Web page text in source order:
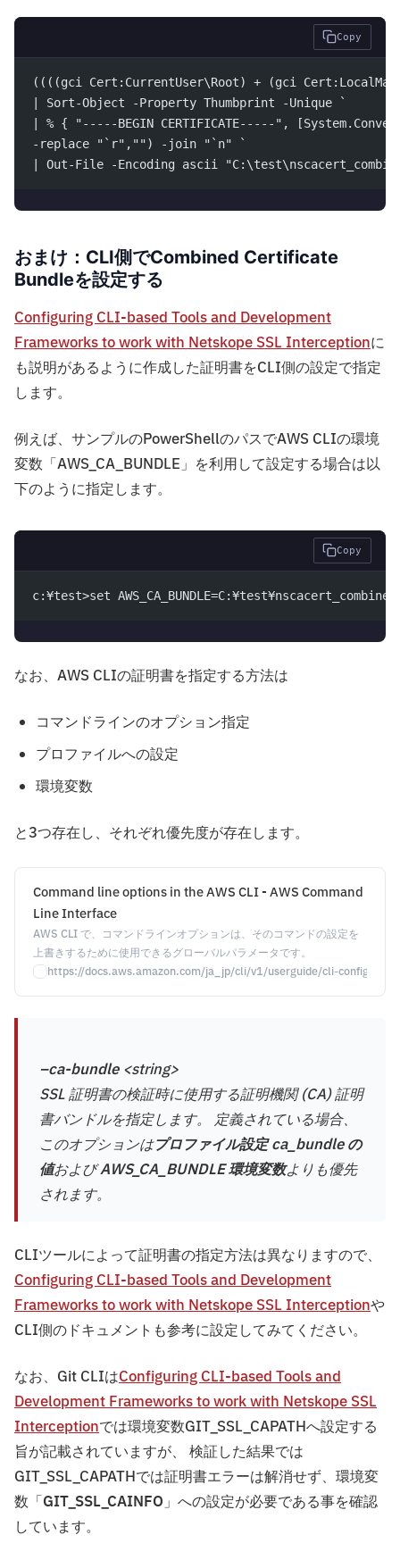
Copy
((((gci Cert:CurrentUser\Root) + (gci
| Sort-Object -Property Thumbprint -Unique `
| % { "-----BEGIN CERTIFICATE-----",
-replace "`r","") -join "`n" `
| Out-File -Encoding ascii
おまけ：CLI側でCombined Certificate
Bundleを設定する
Configuring CLI-based Tools and Development
Frameworks to work with Netskope SSL Interceptionに
も説明があるように作成した証明書をCLI側の設定で指定
します。
例えば、サンプルのPowerShellのパスでAWS CLIの環境
変数「AWS_CA_BUNDLE」を利用して設定する場合は以
下のように指定します。
Copy
c:¥test>set
なお、AWS CLIの証明書を指定する方法は
コマンドラインのオプション指定
プロファイルへの設定
環境変数
と3つ存在し、それぞれ優先度が存在します。
Command line options in the AWS CLI - AWS Command
Line Interface
AWS CLI で、コマンドラインオプションは、そのコマンドの設定を
上書きするために使用できるグローバルパラメータです。
https://docs.aws.amazon.com/ja_jp/cli/v1/userguide/cli-configure-
–ca-bundle<string>
SSL 証明書の検証時に使用する証明機関 (CA) 証明
書バンドルを指定します。 定義されている場合、
このオプションはプロファイル設定 ca_bundle の
値およびAWS_CA_BUNDLE 環境変数よりも優先
されます。
CLIツールによって証明書の指定方法は異なりますので、
Configuring CLI-based Tools and Development
Frameworks to work with Netskope SSL Interceptionや
CLI側のドキュメントも参考に設定してみてください。
なお、Git CLIはConfiguring CLI-based Tools and
Development Frameworks to work with Netskope SSL
Interceptionでは環境変数GIT_SSL_CAPATHへ設定する
旨が記載されていますが、 検証した結果では
GIT_SSL_CAPATHでは証明書エラーは解消せず、環境変
数「GIT_SSL_CAINFO」への設定が必要である事を確認
しています。